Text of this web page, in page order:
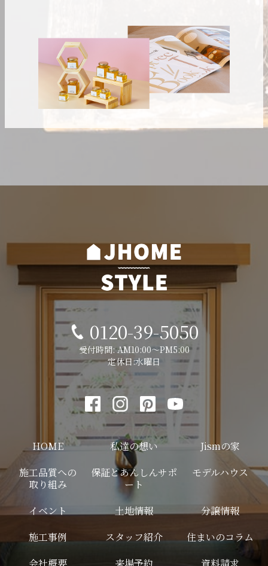
0120-39-5050
受付時間: AM10:00～PM5:00
定休日:水曜日
HOME 私達の想い
Jismの家
施工品質への
取り組み
保証とあんしんサポ
ート
モデルハウス
イベント 土地情報
分譲情報
施工事例
スタッフ紹介
住まいのコラム
会社概要
来場予約 資料請求